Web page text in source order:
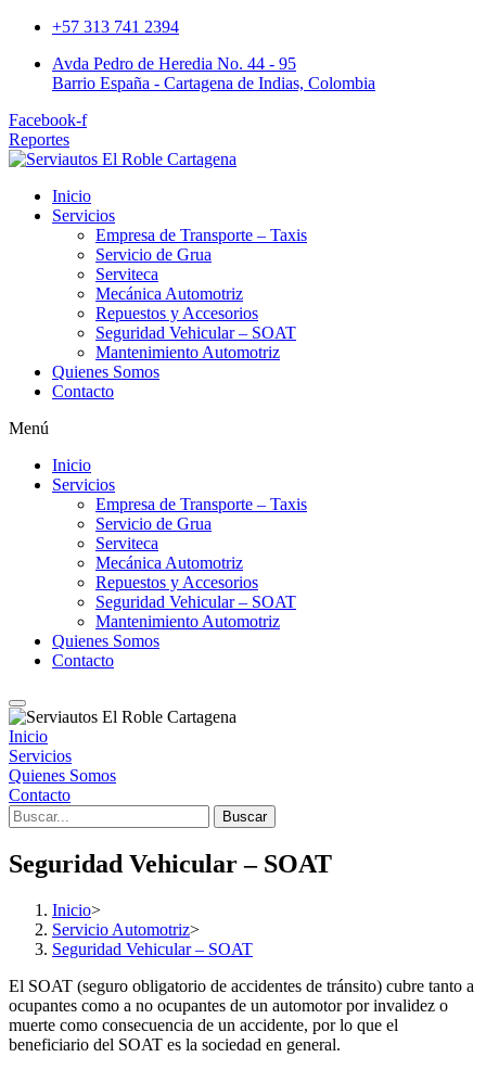
+57 313 741 2394
Avda Pedro de Heredia No. 44 - 95
Barrio España - Cartagena de Indias, Colombia
Facebook-f
Reportes
Inicio
Servicios
Empresa de Transporte – Taxis
Servicio de Grua
Serviteca
Mecánica Automotriz
Repuestos y Accesorios
Seguridad Vehicular – SOAT
Mantenimiento Automotriz
Quienes Somos
Contacto
Menú
Inicio
Servicios
Empresa de Transporte – Taxis
Servicio de Grua
Serviteca
Mecánica Automotriz
Repuestos y Accesorios
Seguridad Vehicular – SOAT
Mantenimiento Automotriz
Quienes Somos
Contacto
Inicio
Servicios
Quienes Somos
Contacto
Buscar
Seguridad Vehicular – SOAT
Inicio>
Servicio Automotriz>
Seguridad Vehicular – SOAT
El SOAT (seguro obligatorio de accidentes de tránsito) cubre tanto a
ocupantes como a no ocupantes de un automotor por invalidez o
muerte como consecuencia de un accidente, por lo que el
beneficiario del SOAT es la sociedad en general.